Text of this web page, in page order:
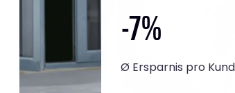
-7%
Ø Ersparnis pro